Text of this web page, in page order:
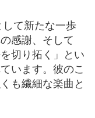
て新たな一歩
感謝、そして
切り拓く」とい
います。彼のこ
も繊細な楽曲と